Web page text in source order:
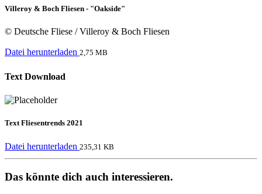
Villeroy & Boch Fliesen - "Oakside"
© Deutsche Fliese / Villeroy & Boch Fliesen
Datei herunterladen 2,75 MB
Text Download
Text Fliesentrends 2021
Datei herunterladen 235,31 KB
Das könnte dich auch interessieren.